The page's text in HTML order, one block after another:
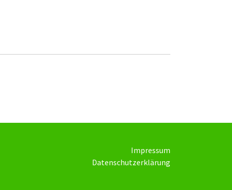
Impressum
Datenschutzerklärung